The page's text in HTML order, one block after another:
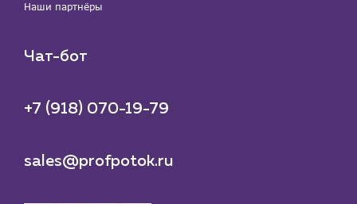
Наши партнёры
Чат-бот
+7 (918) 070-19-79
sales@profpotok.ru